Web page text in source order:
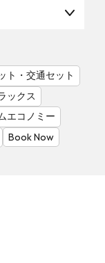
ト・交通セット
ックス
エコノミー
Book Now